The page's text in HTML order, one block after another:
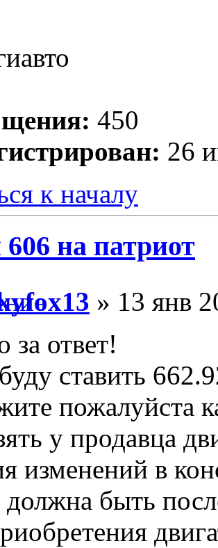
450
26
к началу
на патриот
» 13 янв
за ответ!
ставить
пожалуйста
у продавца
изменений в
быть